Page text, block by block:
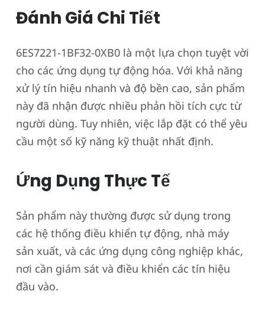
Đánh Giá Chi Tiết
6ES7221-1BF32-0XB0 là một lựa chọn tuyệt vời
cho các ứng dụng tự động hóa. Với khả năng
xử lý tín hiệu nhanh và độ bền cao, sản phẩm
này đã nhận được nhiều phản hồi tích cực từ
người dùng. Tuy nhiên, việc lắp đặt có thể yêu
cầu một số kỹ năng kỹ thuật nhất định.
Ứng Dụng Thực Tế
Sản phẩm này thường được sử dụng trong
các hệ thống điều khiển tự động, nhà máy
sản xuất, và các ứng dụng công nghiệp khác,
nơi cần giám sát và điều khiển các tín hiệu
đầu vào.